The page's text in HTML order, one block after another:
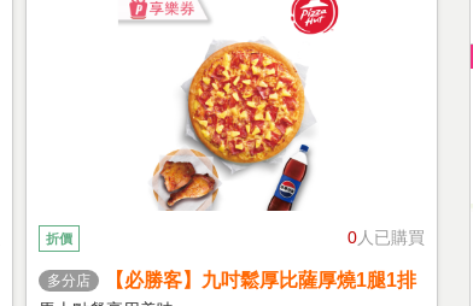
0人已購買
折價
多分店
【必勝客】九吋鬆厚比薩厚燒1腿1排